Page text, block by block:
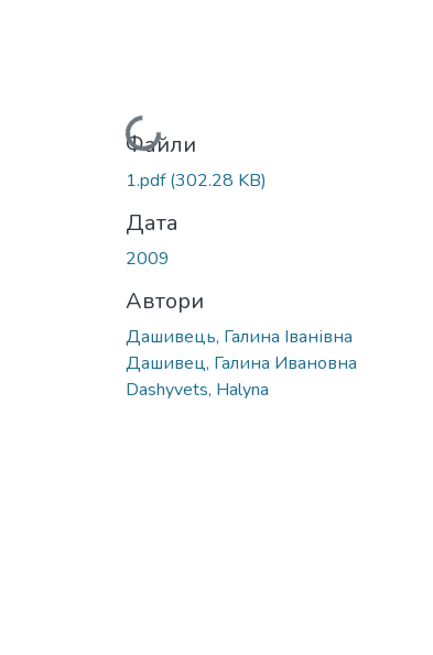
Вантажиться...
Файли
1.pdf(302.28 KB)
Дата
2009
Автори
Дашивець, Галина Іванівна
Дашивец, Галина Ивановна
Dashyvets, Halyna